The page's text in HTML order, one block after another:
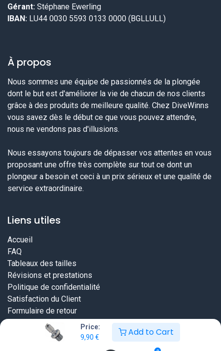
Price:
9,90 € Add to Cart
Gérant: Stéphane Ewerling
IBAN: LU44 0030 5593 0133 0000 (BGLLULL)
À propos
Nous sommes une équipe de passionnés de la plongée
dont le but est d'améliorer la vie de chacun de nos clients
grâce à des produits de meilleure qualité. Chez DiveWinns
vous savez dès le début ce que vous pouvez attendre,
nous ne vendons pas d'illusions.
Nous essayons toujours de dépasser vos attentes en vous
proposant une offre très complète sur tout ce dont un
plongeur a besoin et ceci à un prix sérieux et une qualité de
service extraordinaire.
Liens utiles
Accueil
FAQ
Tableaux des tailles
Révisions et prestations
Politique de confidentialité
Satisfaction du Client
Formulaire de retour